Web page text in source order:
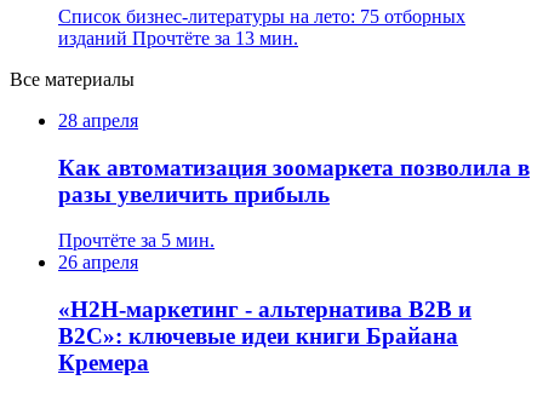
Список бизнес-литературы на лето: 75 отборных
изданий Прочтёте за 13 мин.
Все материалы
28 апреля
Как автоматизация зоомаркета позволила в
разы увеличить прибыль
Прочтёте за 5 мин.
26 апреля
«H2H-маркетинг - альтернатива B2B и
B2C»: ключевые идеи книги Брайана
Кремера